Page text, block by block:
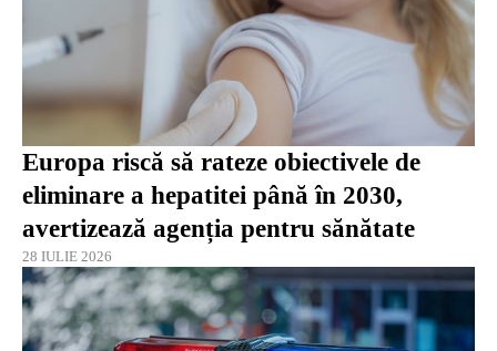
Europa riscă să rateze obiectivele de
eliminare a hepatitei până în 2030,
avertizează agenția pentru sănătate
28 IULIE 2026